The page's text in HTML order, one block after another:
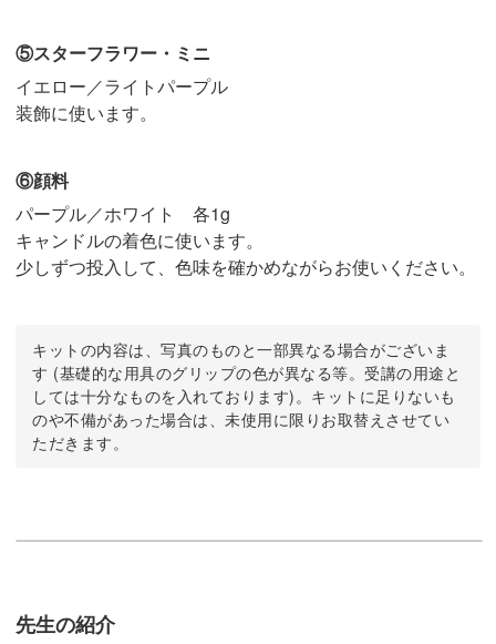
⑤スターフラワー・ミニ
イエロー／ライトパープル
装飾に使います。
⑥顔料
パープル／ホワイト 各1g
キャンドルの着色に使います。
少しずつ投入して、色味を確かめながらお使いください。
キットの内容は、写真のものと一部異なる場合がございま
す (基礎的な用具のグリップの色が異なる等。受講の用途と
しては十分なものを入れております)。キットに足りないも
のや不備があった場合は、未使用に限りお取替えさせてい
ただきます。
先生の紹介